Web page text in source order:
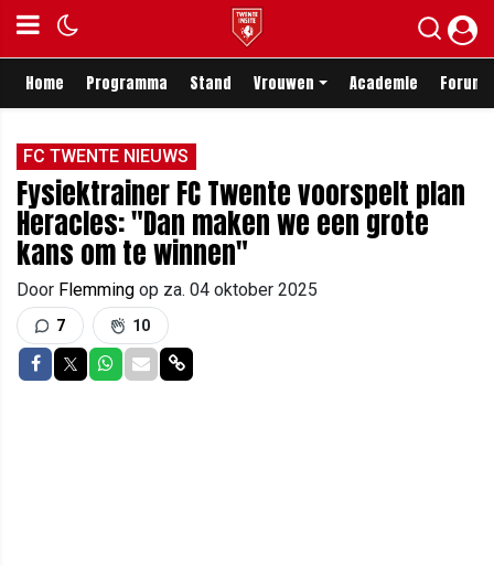
Home Programma Stand Vrouwen Academie Forum
FC TWENTE NIEUWS
Fysiektrainer FC Twente voorspelt plan
Heracles: "Dan maken we een grote
kans om te winnen"
Door Flemming op za. 04 oktober 2025
7 10
Delen op Facebook
Delen op Twitter
Delen op Whatsapp
Delen via Mail
Delen via link